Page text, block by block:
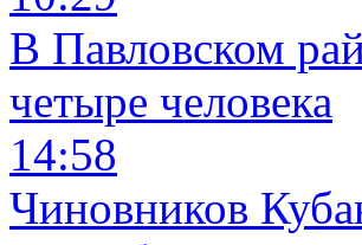
В Павловском
четыре человека
14:58
Чиновников